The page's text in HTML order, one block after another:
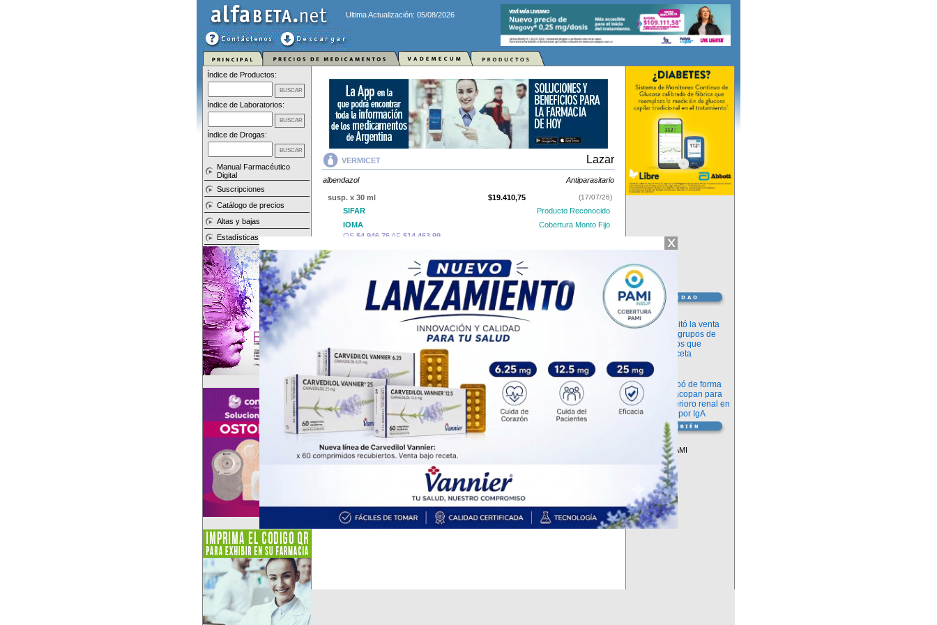
Ultima Actualización: 05/08/2026
Índice de Productos:
Índice de Laboratorios:
Índice de Drogas:
Manual Farmacéutico
Digital
Suscripciones
Catálogo de precios
Altas y bajas
Estadísticas
VERMICET Lazar
albendazol Antiparasitario
susp. x 30 ml $19.410,75 (17/07/26)
SIFAR
Producto Reconocido
IOMA
Cobertura Monto Fijo
OS $4.946,76 AF $14.463,99
400 mg comp.ran. x 3
Cobertura Monto Fijo
$4.449,36AF $12.246,31
400 mg comp.ran. x 6 $27.514,17 (17/07/26)
OS $6.396,14 $21.118,03
VERMICETcontienealbendazol y se indica como Antiparasitario
producido porLazary cuenta con 3 presentaciones disponibles.
Explorar más
Otros productos conalbendazol
Otros productos deLazar
Información
ANMAT habilitó la venta
libre de diez grupos de
medicamentos que
requerían receta
Novedades
La FDA aprobó de forma
definitiva iptacopan para
frenar el deterioro renal en
la nefropatía por IgA
Vademécum
Descuentos PAMI